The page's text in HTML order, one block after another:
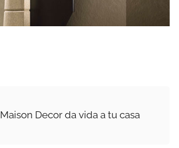
Maison Decor da vida a tu casa